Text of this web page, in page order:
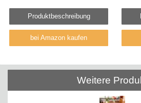
Produktbeschreibung
bei Amazon kaufen
Weitere